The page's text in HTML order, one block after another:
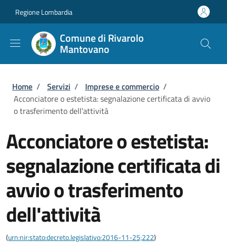
Regione Lombardia
Comune di Rivarolo
Mantovano
Briciole di pane
Home / Servizi / Imprese e commercio /
Acconciatore o estetista: segnalazione certificata di avvio
o trasferimento dell'attività
Acconciatore o estetista:
segnalazione certificata di
avvio o trasferimento
dell'attività
(urn:nir:stato:decreto.legislativo:2016-11-25;222)